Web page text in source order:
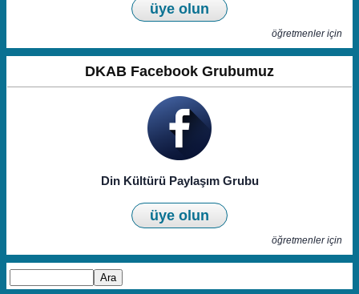
üye olun
öğretmenler için
DKAB Facebook Grubumuz
Din Kültürü Paylaşım Grubu
üye olun
öğretmenler için